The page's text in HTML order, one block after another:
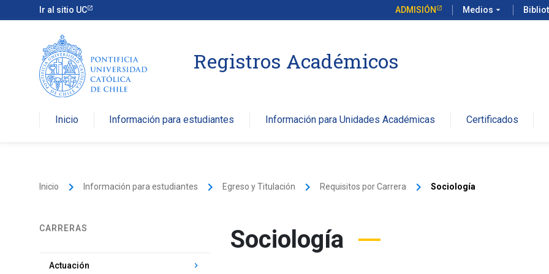
Ir al sitio UC ADMISIÓN Medios arrow_drop_down
Registros Académicos
Inicio Información para estudiantes Información para Unidades Académicas Certificados
Inicio keyboard_arrow_right Información para estudiantes keyboard_arrow_right Egreso y Titulación keyboard_arrow_right Requisitos por Carrera keyboard_arrow_right Sociología
CARRERAS
Actuación keyboard_arrow_right
Sociología